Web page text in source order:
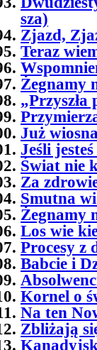
sza)
Zjazd,
Teraz
Żegnamy
„Przyszła
Już
Jeśli
Świat nie
Za
Smutna
Żegnamy
Los wie
Procesy z
Babcie i
Kornel o
Na ten
Zbliżają